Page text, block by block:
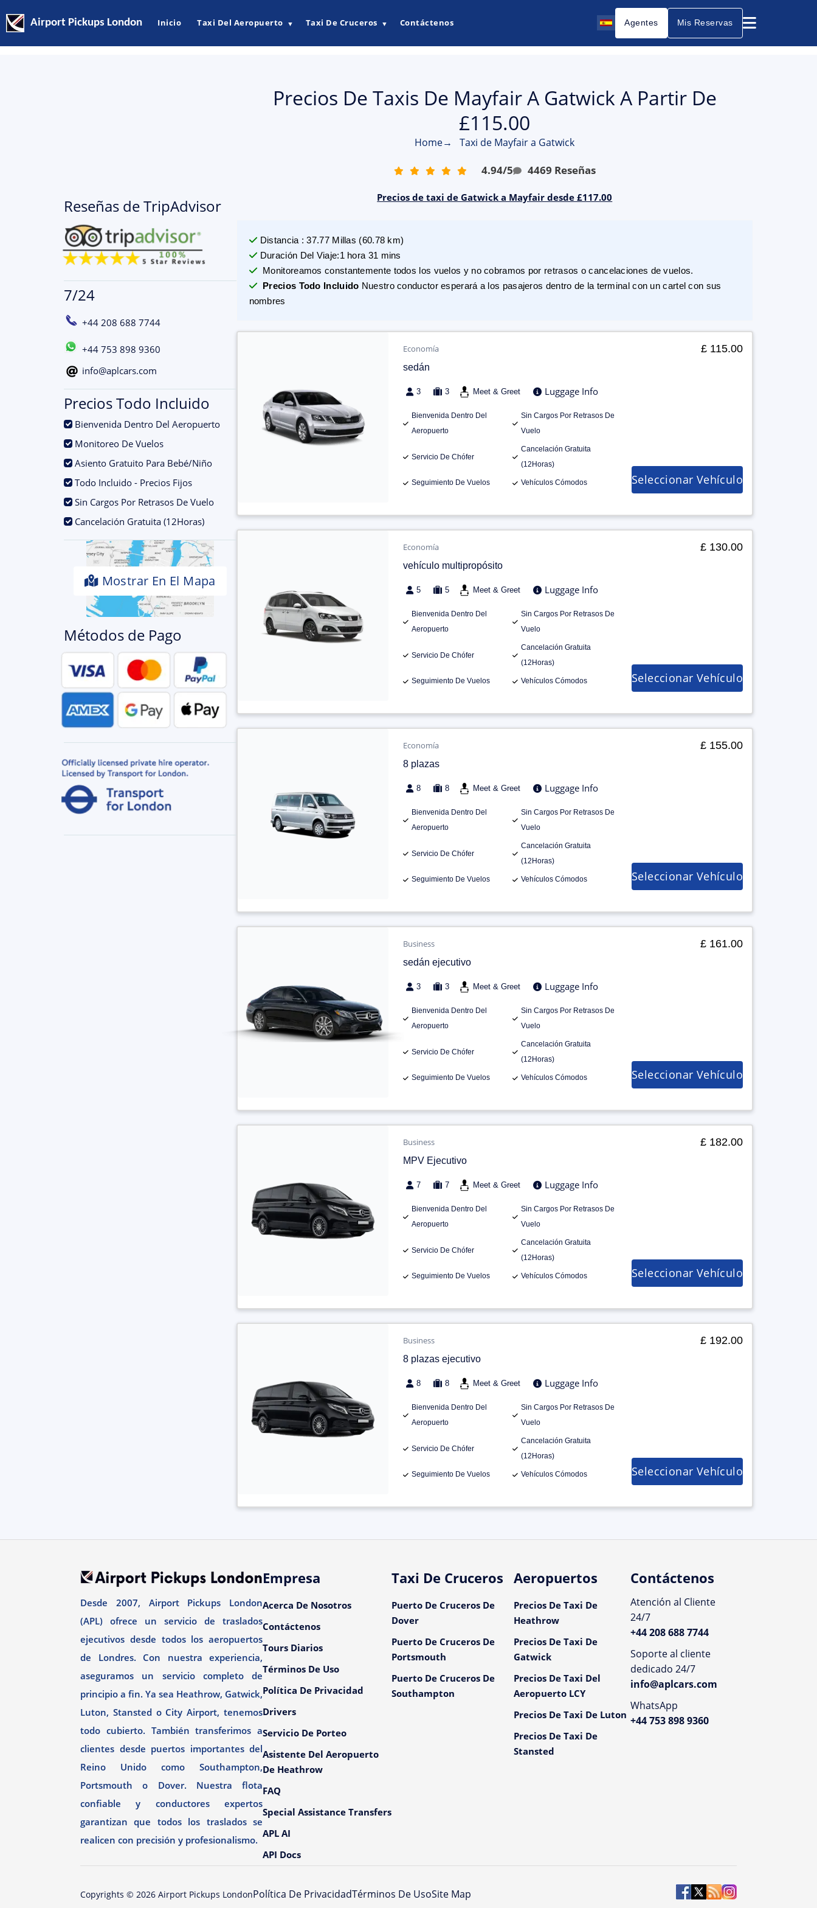
Airport Pickups London Inicio Taxi Del Aeropuerto ▼ Taxi De Cruceros ▼ Contáctenos Agentes Mis Reservas
Reseñas de TripAdvisor
7/24
+44 208 688 7744
+44 753 898 9360
info@aplcars.com
Precios Todo Incluido
Bienvenida Dentro Del Aeropuerto
Monitoreo De Vuelos
Asiento Gratuito Para Bebé/Niño
Todo Incluido - Precios Fijos
Sin Cargos Por Retrasos De Vuelo
Cancelación Gratuita (12Horas)
Mostrar En El Mapa
Métodos de Pago
Precios De Taxis De Mayfair A Gatwick A Partir De
£115.00
Home→ Taxi de Mayfair a Gatwick
4.94/5 4469 Reseñas
Precios de taxi de Gatwick a Mayfair desde £117.00
Distancia :37.77 Millas (60.78 km)
Duración Del Viaje:1 hora 31 mins
Monitoreamos constantemente todos los vuelos y no cobramos por retrasos o cancelaciones de vuelos.
Precios Todo Incluido Nuestro conductor esperará a los pasajeros dentro de la terminal con un cartel con sus
nombres
Economía
sedán
3 3 Meet & Greet Luggage Info
Bienvenida Dentro Del
Aeropuerto
Sin Cargos Por Retrasos De
Vuelo
Servicio De Chófer
Cancelación Gratuita
(12Horas)
Seguimiento De Vuelos Vehículos Cómodos
£ 115.00
Seleccionar Vehículo
Economía
vehículo multipropósito
5 5 Meet & Greet Luggage Info
Bienvenida Dentro Del
Aeropuerto
Sin Cargos Por Retrasos De
Vuelo
Servicio De Chófer
Cancelación Gratuita
(12Horas)
Seguimiento De Vuelos Vehículos Cómodos
£ 130.00
Seleccionar Vehículo
Economía
8 plazas
8 8 Meet & Greet Luggage Info
Bienvenida Dentro Del
Aeropuerto
Sin Cargos Por Retrasos De
Vuelo
Servicio De Chófer
Cancelación Gratuita
(12Horas)
Seguimiento De Vuelos Vehículos Cómodos
£ 155.00
Seleccionar Vehículo
Business
sedán ejecutivo
3 3 Meet & Greet Luggage Info
Bienvenida Dentro Del
Aeropuerto
Sin Cargos Por Retrasos De
Vuelo
Servicio De Chófer
Cancelación Gratuita
(12Horas)
Seguimiento De Vuelos Vehículos Cómodos
£ 161.00
Seleccionar Vehículo
Business
MPV Ejecutivo
7 7 Meet & Greet Luggage Info
Bienvenida Dentro Del
Aeropuerto
Sin Cargos Por Retrasos De
Vuelo
Servicio De Chófer
Cancelación Gratuita
(12Horas)
Seguimiento De Vuelos Vehículos Cómodos
£ 182.00
Seleccionar Vehículo
Business
8 plazas ejecutivo
8 8 Meet & Greet Luggage Info
Bienvenida Dentro Del
Aeropuerto
Sin Cargos Por Retrasos De
Vuelo
Servicio De Chófer
Cancelación Gratuita
(12Horas)
Seguimiento De Vuelos Vehículos Cómodos
£ 192.00
Seleccionar Vehículo
Desde 2007, Airport Pickups London
(APL) ofrece un servicio de traslados
ejecutivos desde todos los aeropuertos
de Londres. Con nuestra experiencia,
aseguramos un servicio completo de
principio a fin. Ya sea Heathrow, Gatwick,
Luton, Stansted o City Airport, tenemos
todo cubierto. También transferimos a
clientes desde puertos importantes del
Reino Unido como Southampton,
Portsmouth o Dover. Nuestra flota
confiable y conductores expertos
garantizan que todos los traslados se
realicen con precisión y profesionalismo.
Empresa
Acerca De Nosotros
Contáctenos
Tours Diarios
Términos De Uso
Política De Privacidad
Drivers
Servicio De Porteo
Asistente Del Aeropuerto
De Heathrow
FAQ
Special Assistance Transfers
APL AI
API Docs
Taxi De Cruceros
Puerto De Cruceros De
Dover
Puerto De Cruceros De
Portsmouth
Puerto De Cruceros De
Southampton
Aeropuertos
Precios De Taxi De
Heathrow
Precios De Taxi De
Gatwick
Precios De Taxi Del
Aeropuerto LCY
Precios De Taxi De Luton
Precios De Taxi De
Stansted
Contáctenos
Atención al Cliente
24/7
+44 208 688 7744
Soporte al cliente
dedicado 24/7
info@aplcars.com
WhatsApp
+44 753 898 9360
Copyrights © 2026 Airport Pickups LondonPolítica De PrivacidadTérminos De UsoSite Map